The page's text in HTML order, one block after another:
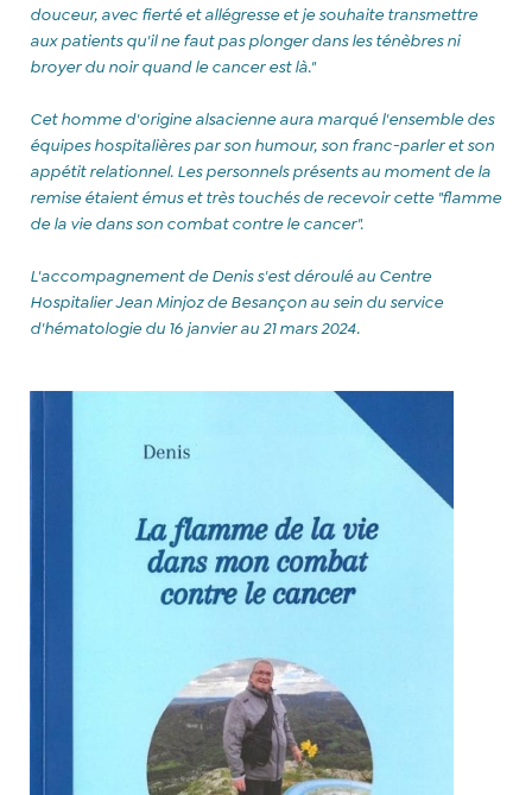
douceur, avec fierté et allégresse et je souhaite transmettre
aux patients qu'il ne faut pas plonger dans les ténèbres ni
broyer du noir quand le cancer est là."
Cet homme d'origine alsacienne aura marqué l'ensemble des
équipes hospitalières par son humour, son franc-parler et son
appétit relationnel. Les personnels présents au moment de la
remise étaient émus et très touchés de recevoir cette "flamme
de la vie dans son combat contre le cancer".
L'accompagnement de Denis s'est déroulé au Centre
Hospitalier Jean Minjoz de Besançon au sein du service
d'hématologie du 16 janvier au 21 mars 2024.